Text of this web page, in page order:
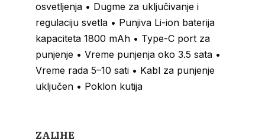
osvetljenja • Dugme za uključivanje i
regulaciju svetla • Punjiva Li-ion baterija
kapaciteta 1800 mAh • Type-C port za
punjenje • Vreme punjenja oko 3.5 sata •
Vreme rada 5–10 sati • Kabl za punjenje
uključen • Poklon kutija
ZALIHE